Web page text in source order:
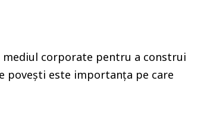
mediul corporate pentru a construi
povești este importanța pe care